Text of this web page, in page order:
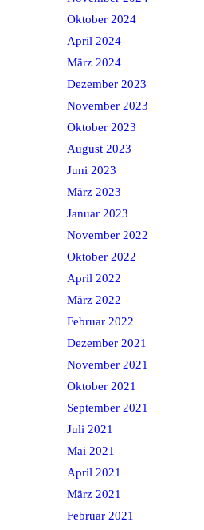
Oktober 2024
April 2024
März 2024
Dezember 2023
November 2023
Oktober 2023
August 2023
Juni 2023
März 2023
Januar 2023
November 2022
Oktober 2022
April 2022
März 2022
Februar 2022
Dezember 2021
November 2021
Oktober 2021
September 2021
Juli 2021
Mai 2021
April 2021
März 2021
Februar 2021